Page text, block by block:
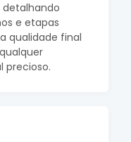
detalhando
e etapas
qualidade final
precioso.